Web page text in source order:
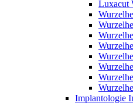
Luxacut
Implantologie